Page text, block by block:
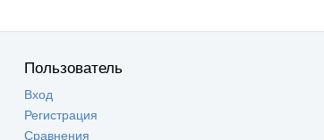
Пользователь
Вход
Регистрация
Сравнения